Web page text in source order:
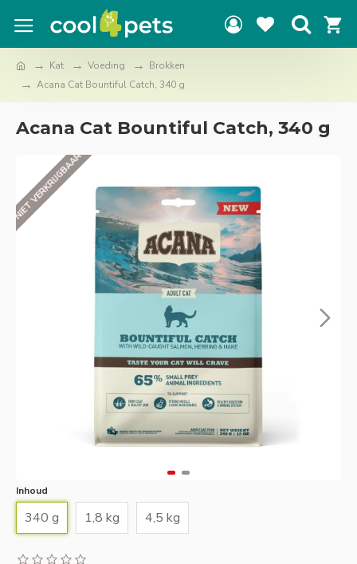
Kat Voeding
Brokken
Acana Cat Bountiful Catch, 340 g
Acana Cat Bountiful Catch, 340 g
NIET VERKRIJGBAAR
Inhoud
340 g 1,8 kg 4,5 kg